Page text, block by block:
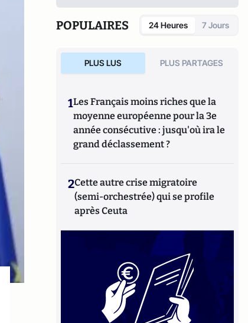
POPULAIRES 24 Heures 7 Jours
PLUS LUS PLUS PARTAGES
1Les Français moins riches que la
moyenne européenne pour la 3e
année consécutive : jusqu'où ira le
grand déclassement ?
2Cette autre crise migratoire
(semi-orchestrée) qui se profile
après Ceuta